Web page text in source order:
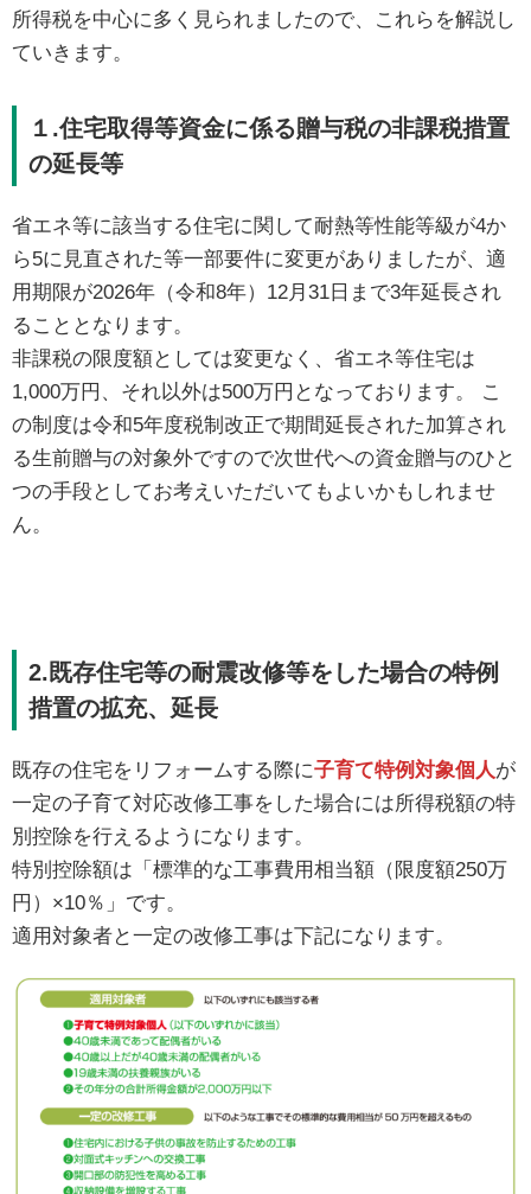
所得税を中心に多く見られましたので、これらを解説し
ていきます。
１.住宅取得等資金に係る贈与税の非課税措置
の延長等
省エネ等に該当する住宅に関して耐熱等性能等級が4か
ら5に見直された等一部要件に変更がありましたが、適
用期限が2026年（令和8年）12月31日まで3年延長され
ることとなります。
非課税の限度額としては変更なく、省エネ等住宅は
1,000万円、それ以外は500万円となっております。 こ
の制度は令和5年度税制改正で期間延長された加算され
る生前贈与の対象外ですので次世代への資金贈与のひと
つの手段としてお考えいただいてもよいかもしれませ
ん。
2.既存住宅等の耐震改修等をした場合の特例
措置の拡充、延長
既存の住宅をリフォームする際に子育て特例対象個人が
一定の子育て対応改修工事をした場合には所得税額の特
別控除を行えるようになります。
特別控除額は「標準的な工事費用相当額（限度額250万
円）×10％」です。
適用対象者と一定の改修工事は下記になります。